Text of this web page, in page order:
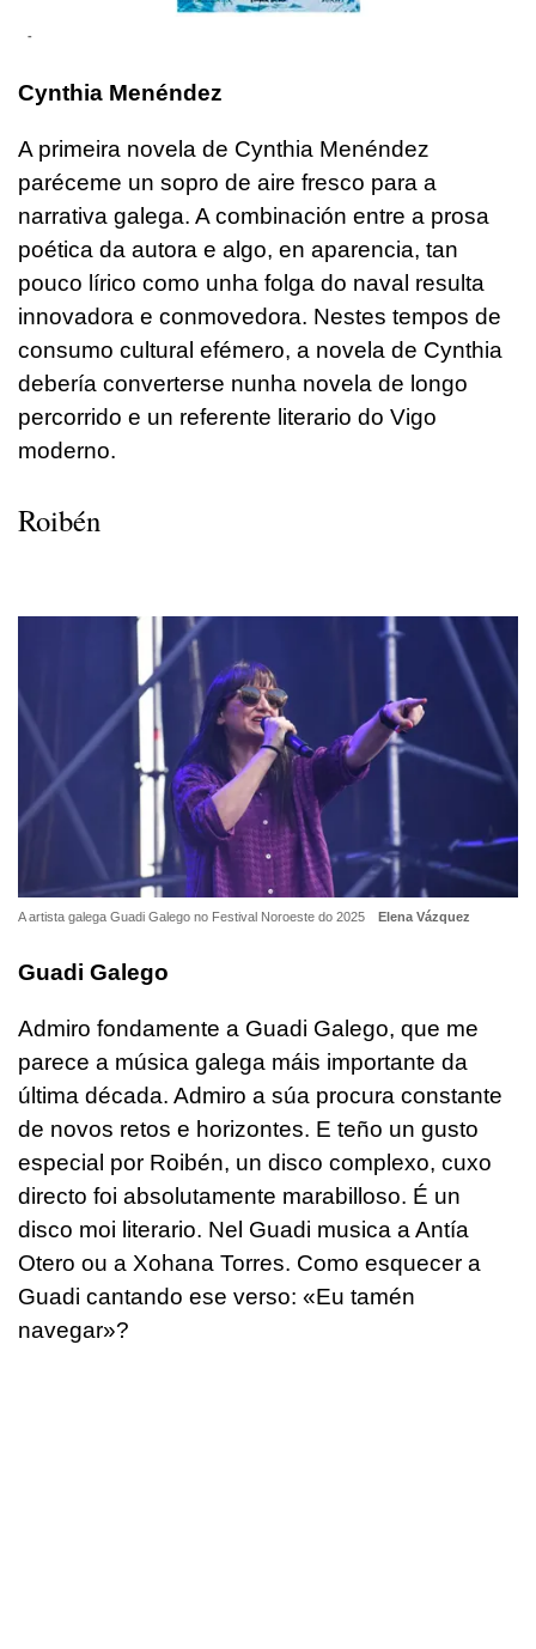
-
Cynthia Menéndez
A primeira novela de Cynthia Menéndez
paréceme un sopro de aire fresco para a
narrativa galega. A combinación entre a prosa
poética da autora e algo, en aparencia, tan
pouco lírico como unha folga do naval resulta
innovadora e conmovedora. Nestes tempos de
consumo cultural efémero, a novela de Cynthia
debería converterse nunha novela de longo
percorrido e un referente literario do Vigo
moderno.
Roibén
A artista galega Guadi Galego no Festival Noroeste do 2025 Elena Vázquez
Guadi Galego
Admiro fondamente a Guadi Galego, que me
parece a música galega máis importante da
última década. Admiro a súa procura constante
de novos retos e horizontes. E teño un gusto
especial por Roibén, un disco complexo, cuxo
directo foi absolutamente marabilloso. É un
disco moi literario. Nel Guadi musica a Antía
Otero ou a Xohana Torres. Como esquecer a
Guadi cantando ese verso: «Eu tamén
navegar»?